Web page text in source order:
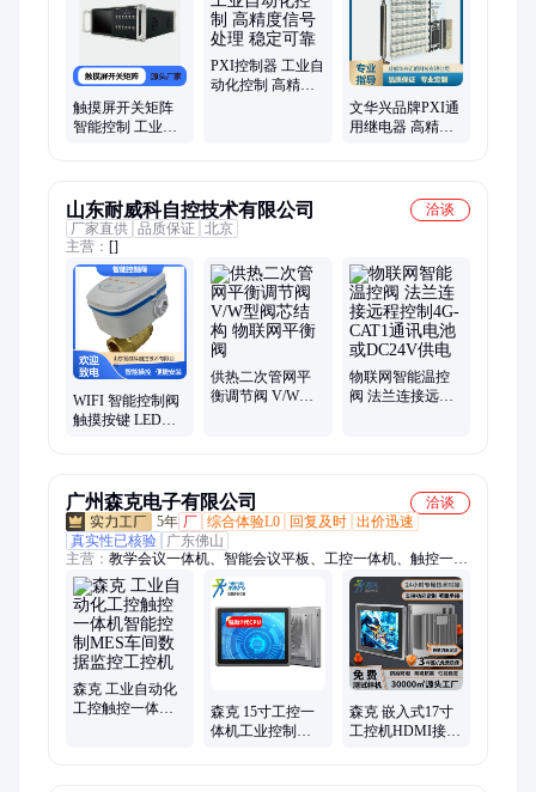
触摸屏开关矩阵
智能控制 工业级
PXI控制器 工业自
动化控制 高精度
文华兴品牌PXI通
用继电器 高精度
山东耐威科自控技术有限公司
洽谈
厂家直供 品质保证 北京
主营： []
WIFI 智能控制阀
触摸按键 LED指
供热二次管网平
衡调节阀 V/W型
物联网智能温控
阀 法兰连接远程
广州森克电子有限公司
洽谈
5年 厂 综合体验L0 回复及时 出价迅速
真实性已核验
广东佛山
主营： 教学会议一体机、智能会议平板、工控一体机、触控一体
机、工业触控一体机、壁挂广告机、液晶广告机、户外广告机、
纳米智慧黑板、人脸识别测温一体机、排队叫号机、LED全彩
屏、触摸显示屏、自助借还书机、自助终端机、触摸查询一体
机、液晶拼接屏、会议一体机、直播屏、智能书柜、LED拼接
屏、测温机器人、触摸一体机
森克 工业自动化
工控触控一体机
森克 15寸工控一
体机工业控制智
森克 嵌入式17寸
工控机HDMI接口